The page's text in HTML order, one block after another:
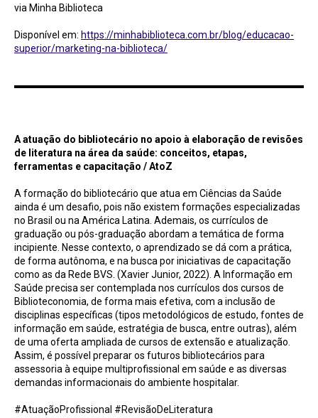
via Minha Biblioteca
Disponível em: https://minhabiblioteca.com.br/blog/educacao-
superior/marketing-na-biblioteca/
A atuação do bibliotecário no apoio à elaboração de revisões
de literatura na área da saúde: conceitos, etapas,
ferramentas e capacitação / AtoZ
A formação do bibliotecário que atua em Ciências da Saúde
ainda é um desafio, pois não existem formações especializadas
no Brasil ou na América Latina. Ademais, os currículos de
graduação ou pós-graduação abordam a temática de forma
incipiente. Nesse contexto, o aprendizado se dá com a prática,
de forma autônoma, e na busca por iniciativas de capacitação
como as da Rede BVS. (Xavier Junior, 2022). A Informação em
Saúde precisa ser contemplada nos currículos dos cursos de
Biblioteconomia, de forma mais efetiva, com a inclusão de
disciplinas específicas (tipos metodológicos de estudo, fontes de
informação em saúde, estratégia de busca, entre outras), além
de uma oferta ampliada de cursos de extensão e atualização.
Assim, é possível preparar os futuros bibliotecários para
assessoria à equipe multiprofissional em saúde e as diversas
demandas informacionais do ambiente hospitalar.
#AtuaçãoProfissional #RevisãoDeLiteratura